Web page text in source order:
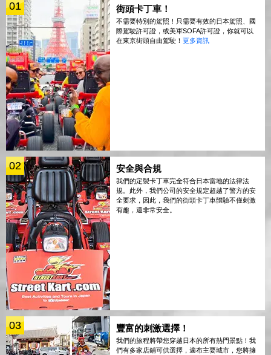
01 街頭卡丁車！
不需要特別的駕照！只需要有效的日本駕照、國
際駕駛許可證，或美軍SOFA許可證，你就可以
在東京街頭自由駕駛！ 更多資訊
02 安全與合規
我們的定製卡丁車完全符合日本當地的法律法
規。此外，我們公司的安全規定超越了警方的安
全要求，因此，我們的街頭卡丁車體驗不僅刺激
有趣，還非常安全。
03 豐富的刺激選擇！
我們的旅程將帶您穿越日本的所有熱門景點！我
們有多家店鋪可供選擇，遍布主要城市，您將擁